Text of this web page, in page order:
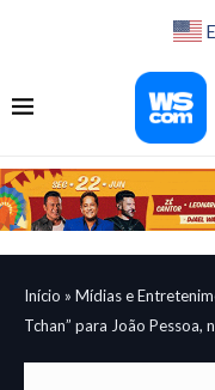
Início » Mídias e
Tchan” para João Pessoa,